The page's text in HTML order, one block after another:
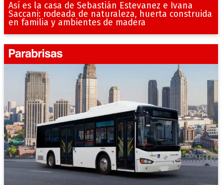
Así es la casa de Sebastián Estevanez e Ivana
Saccani: rodeada de naturaleza, huerta construida
en familia y ambientes de madera